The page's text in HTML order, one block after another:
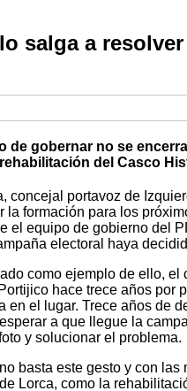
salga a
de gobernar no se
del Casco
concejal portavoz de
la formación para los
el equipo de gobierno del
electoral haya
como ejemplo de ello,
hace trece años por
en el lugar. Trece años de
a que llegue la
y solucionar el problema.
basta este gesto y con
Lorca, como la